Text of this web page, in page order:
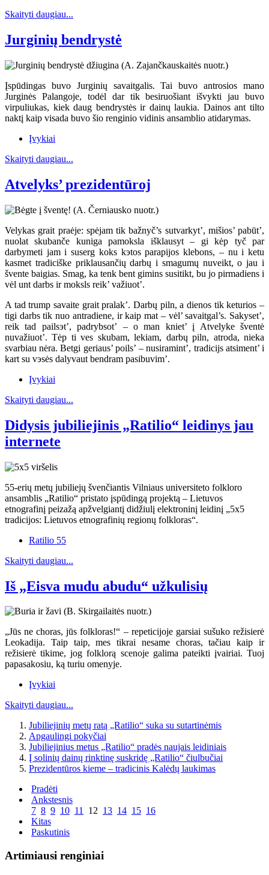
Skaityti daugiau...
Jurginių bendrystė
Įspūdingas buvo Jurginių savaitgalis. Tai buvo antrosios mano
Jurginės Palangoje, todėl dar tik besiruošiant išvykti jau buvo
virpuliukas, kiek daug bendrystės ir dainų laukia. Dainos ant tilto
naktį kaip visada buvo šio renginio vidinis ansamblio atidarymas.
Įvykiai
Skaityti daugiau...
Atvelyks’ prezidentūroj
Velykas grait praėje: spėjam tik bažnyč’s sutvarkyt’, mišios’ pabūt’,
nuolat skubanče kuniga pamoksla išklausyt – gi kėp tyč par
darbymeti jam i suserg koks kэtos parapijos klebons, – nu i ketu
kasmet tradiciške priklausančių darbų i smagumų nuveikt, o jau i
švente baigias. Smag, ka tenk bent gimins susitikt, bu jo pirmadiens i
vėl unt darbs ir moksls reik’ važiuot’.
A tad trump savaite grait pralak’. Darbų piln, a dienos tik keturios –
tigi darbs tik nuo antradiene, ir kaip mat – vėl’ savaitgal’s. Sakyset’,
reik tad pailsэt’, padrybsot’ – o man kniet’ į Atvelyke šventė
nuvažiuot’. Tėp ti ves skubam, lekiam, darbų piln, atroda, nieka
svarbiau nėra. Betgi geriaus’ poils’ – nusiramint’, tradicijs atsiment’ i
kart su vэsės dalyvaut bendram pasibuvim’.
Įvykiai
Skaityti daugiau...
Didysis jubiliejinis „Ratilio“ leidinys jau
internete
55-erių metų jubiliejų švenčiantis Vilniaus universiteto folkloro
ansamblis „Ratilio“ pristato įspūdingą projektą – Lietuvos
etnografinį peizažą apžvelgiantį didžiulį elektroninį leidinį „5x5
tradicijos: Lietuvos etnografinių regionų folkloras“.
Ratilio 55
Skaityti daugiau...
Iš „Eisva mudu abudu“ užkulisių
„Jūs ne choras, jūs folkloras!“ – repeticijoje garsiai sušuko režisierė
Leokadija. Taip taip, mes tikrai nesame choras, tačiau kaip ir
režisierė tikime, jog folklorą scenoje galima pateikti įvairiai. Tuoj
papasakosiu, ką turiu omenyje.
Įvykiai
Skaityti daugiau...
Jubiliejinių metų ratą „Ratilio“ suka su sutartinėmis
Apgaulingi pokyčiai
Jubiliejinius metus „Ratilio“ pradės naujais leidiniais
Į solinių dainų rinktinę suskridę „Ratilio“ čiulbučiai
Prezidentūros kieme – tradicinis Kalėdų laukimas
Pradėti
Ankstesnis
7 8 9 10 11 12 13 14 15 16
Kitas
Paskutinis
Artimiausi renginiai